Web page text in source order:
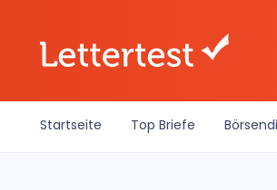
Startseite Top Briefe